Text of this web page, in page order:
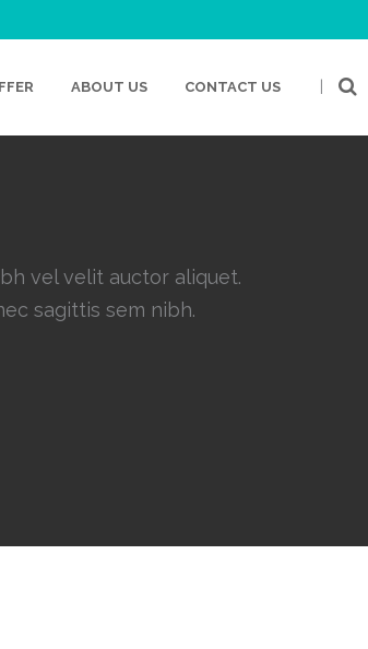
ABOUT US CONTACT US |
vel velit auctor aliquet.
sagittis sem nibh.